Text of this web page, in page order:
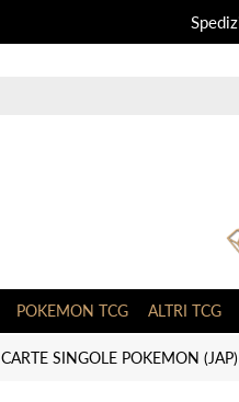
POKEMON TCG ALTRI TCG
CARTE SINGOLE POKEMON (JAP)